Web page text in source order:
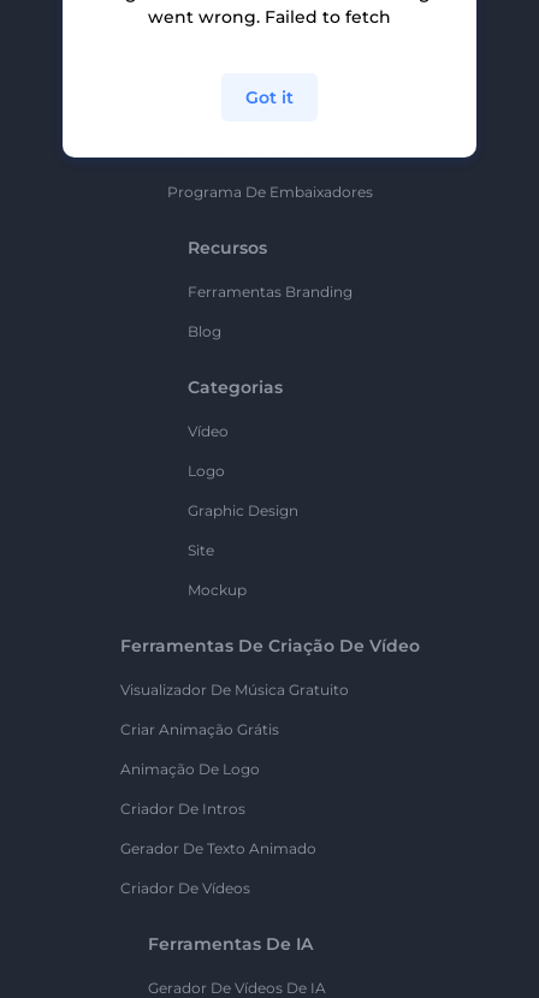
Programa De Embaixadores
Recursos
Ferramentas Branding
Blog
Categorias
Vídeo
Logo
Graphic Design
Site
Mockup
Ferramentas De Criação De Vídeo
Visualizador De Música Gratuito
Criar Animação Grátis
Animação De Logo
Criador De Intros
Gerador De Texto Animado
Criador De Vídeos
Ferramentas De IA
Gerador De Vídeos De IA
went wrong. Failed to fetch
Got it